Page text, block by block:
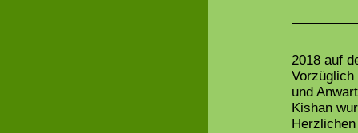
2018 auf
und
Kishan